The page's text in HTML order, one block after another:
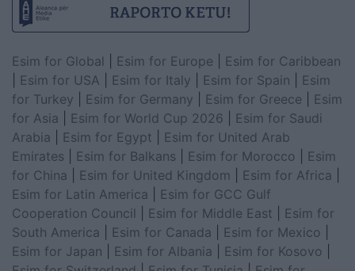
Esim for Global Esim for Europe
Esim for Caribbean
Esim for USA Esim for Italy Esim for Spain
Esim
for Turkey
Esim for Germany Esim for Greece
Esim
for Asia
Esim for World Cup 2026
Esim for Saudi
Arabia
Esim for Egypt
Esim for United Arab
Emirates
Esim for Balkans Esim for Morocco
Esim
for China
Esim for United Kingdom Esim for Africa
Esim for Latin America
Esim for GCC Gulf
Cooperation Council
Esim for Middle East
Esim for
South America
Esim for Canada Esim for Mexico
Esim for Japan
Esim for Albania Esim for Kosovo